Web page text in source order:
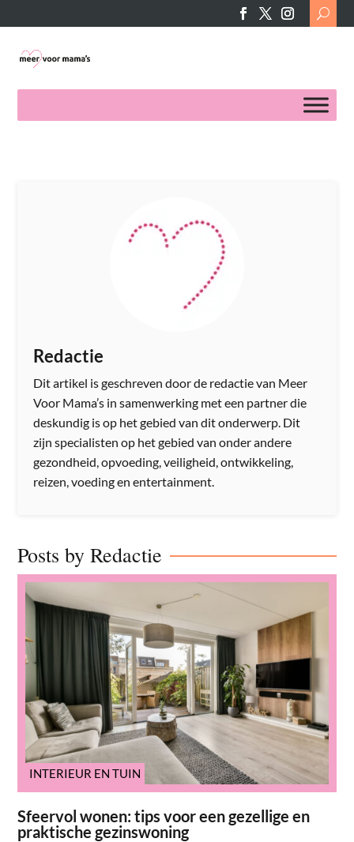
Search
for:
Redactie
Dit artikel is geschreven door de redactie van Meer
Voor Mama’s in samenwerking met een partner die
deskundig is op het gebied van dit onderwerp. Dit
zijn specialisten op het gebied van onder andere
gezondheid, opvoeding, veiligheid, ontwikkeling,
reizen, voeding en entertainment.
Posts by Redactie
INTERIEUR EN TUIN
Sfeervol wonen: tips voor een gezellige en
praktische gezinswoning